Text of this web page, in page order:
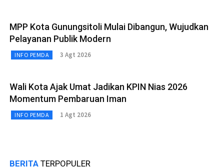
MPP Kota Gunungsitoli Mulai Dibangun, Wujudkan
Pelayanan Publik Modern
INFO PEMDA 3 Agt 2026
Wali Kota Ajak Umat Jadikan KPIN Nias 2026
Momentum Pembaruan Iman
INFO PEMDA 1 Agt 2026
BERITA TERPOPULER